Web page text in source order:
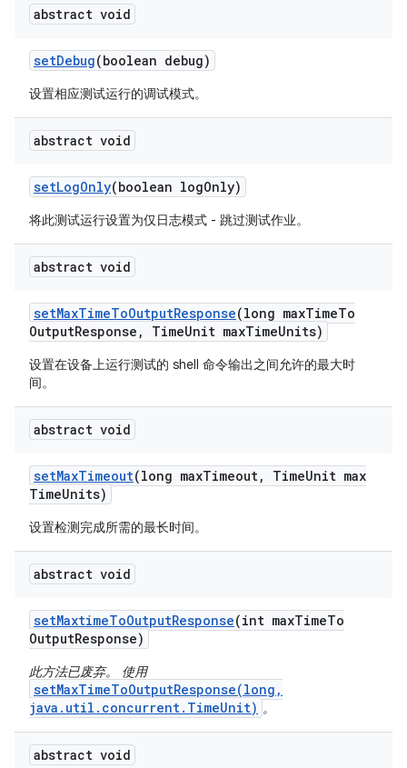
abstract void
setDebug(boolean debug)
设置相应测试运行的调试模式。
abstract void
setLogOnly(boolean logOnly)
将此测试运行设置为仅日志模式 - 跳过测试作业。
abstract void
setMaxTimeToOutputResponse(long maxTimeTo
OutputResponse , TimeUnit maxTimeUnits)
设置在设备上运行测试的 shell 命令输出之间允许的最大时
间。
abstract void
setMaxTimeout(long maxTimeout, TimeUnit max
TimeUnits)
设置检测完成所需的最长时间。
abstract void
setMaxtimeToOutputResponse(int maxTimeTo
OutputResponse)
此方法已废弃。 使用
setMaxTimeToOutputResponse(long,
java.util.concurrent.TimeUnit) 。
abstract void